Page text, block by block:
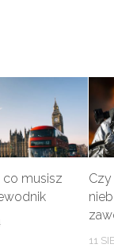
co musisz
Czy
11